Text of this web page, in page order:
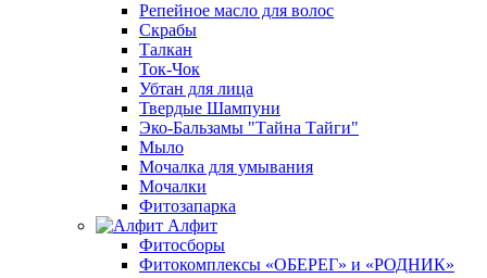
Репейное масло для волос
Скрабы
Талкан
Ток-Чок
Убтан для лица
Твердые Шампуни
Эко-Бальзамы "Тайна Тайги"
Мыло
Мочалка для умывания
Мочалки
Фитозапарка
Алфит
Фитосборы
Фитокомплексы «ОБЕРЕГ» и «РОДНИК»